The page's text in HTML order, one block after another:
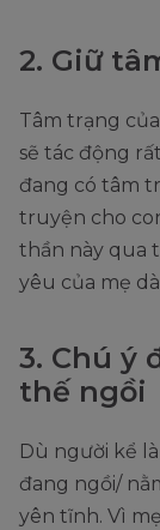
2. Giữ
Tâm trạng
sẽ tác động
đang có tâm
truyện cho
thần này qua
yêu của mẹ
3. Chú ý
thế ngồi
Dù người kể
đang ngồi/
yên tĩnh. Vì